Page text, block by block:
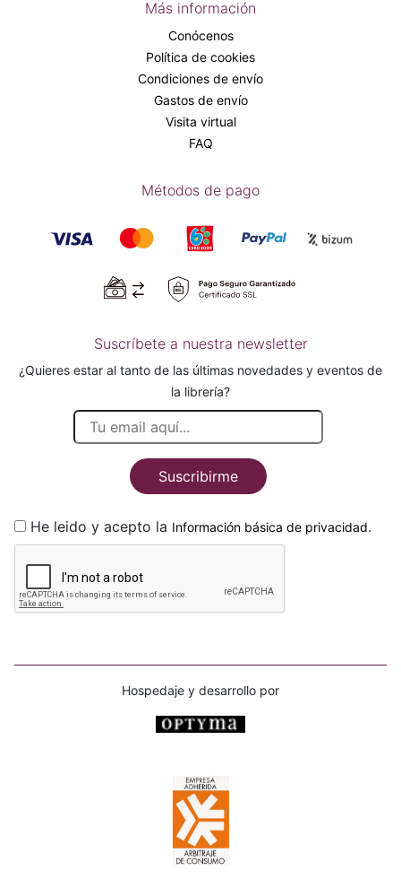
Más información
Conócenos
Política de cookies
Condiciones de envío
Gastos de envío
Visita virtual
FAQ
Métodos de pago
Suscríbete a nuestra newsletter
¿Quieres estar al tanto de las últimas novedades y eventos de
la librería?
Suscribirme
He leido y acepto la Información básica de privacidad.
Hospedaje y desarrollo por